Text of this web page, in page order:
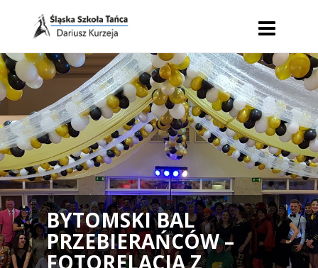
BYTOMSKI BAL
PRZEBIERAŃCÓW –
FOTORELACJA Z